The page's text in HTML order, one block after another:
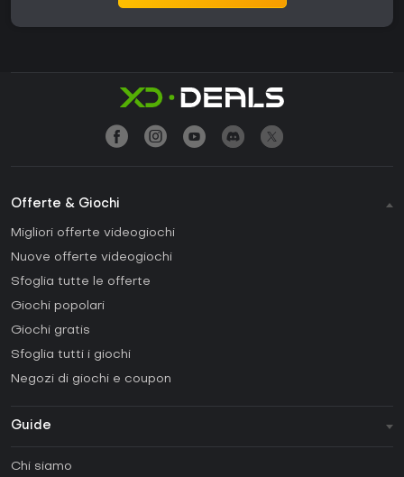
Offerte & Giochi
Migliori offerte videogiochi
Nuove offerte videogiochi
Sfoglia tutte le offerte
Giochi popolari
Giochi gratis
Sfoglia tutti i giochi
Negozi di giochi e coupon
Guide
Chi siamo